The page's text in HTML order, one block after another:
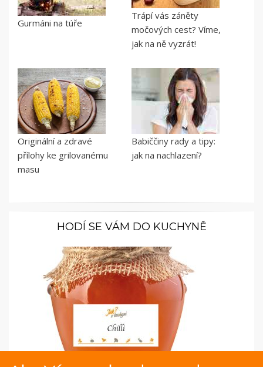
Gurmáni na túře
Trápí vás záněty
močových cest? Víme,
jak na ně vyzrát!
Originální a zdravé
přílohy ke grilovanému
masu
Babiččiny rady a tipy:
jak na nachlazení?
HODÍ SE VÁM DO KUCHYNĚ